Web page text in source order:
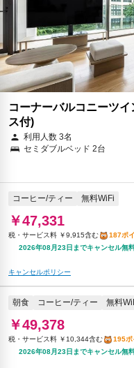
191ポ
キャンセルポリシー
コーナーバルコニーツ
ス付)
利用人数 3名
セミダブルベッド 2台
コーヒー/ティー 無料WiFi
￥47,331
税・サービス料 ￥9,915含む
187ポ
2026年08月23日までキャンセル無
キャンセルポリシー
朝食 コーヒー/ティー 無料
￥49,378
税・サービス料 ￥10,344含む
195ポ
2026年08月23日までキャンセル無